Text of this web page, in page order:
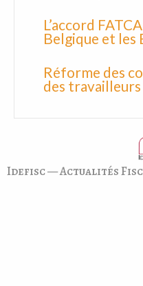
L’accord
Belgique et les
Réforme des
des
Idefisc — Actualités